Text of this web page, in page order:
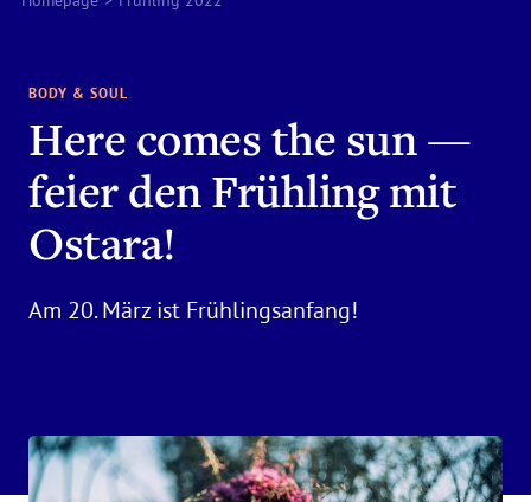
BODY & SOUL
Here comes the sun —
feier den Frühling mit
Ostara!
Am 20. März ist Frühlingsanfang!